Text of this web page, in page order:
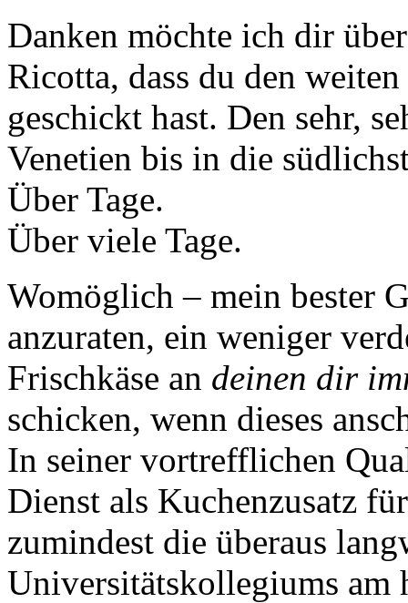
Danken möchte ich dir
Ricotta, dass du den
geschickt hast. Den sehr,
Venetien bis in die
Über Tage.
Über viele Tage.
Womöglich – mein bester
anzuraten, ein weniger
Frischkäse an deinen dir
schicken, wenn dieses
In seiner vortrefflichen
Dienst als Kuchenzusatz
zumindest die überaus
Universitätskollegiums am